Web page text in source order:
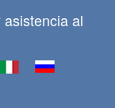
al